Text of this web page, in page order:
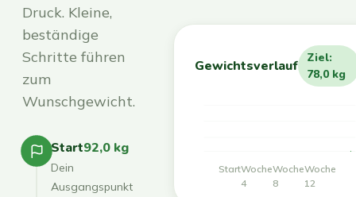
Druck. Kleine,
beständige
Schritte führen
zum
Wunschgewicht.
Start92,0 kg
Dein
Ausgangspunkt
Gewichtsverlauf
Ziel:
78,0 kg
StartWoche
4
Woche
8
Woche
12